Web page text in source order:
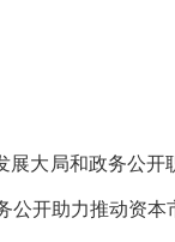
大局和政务公
公开助力推动资